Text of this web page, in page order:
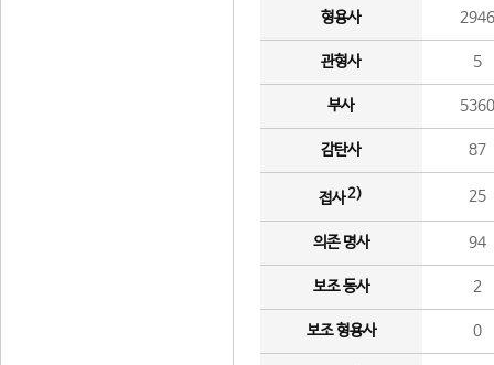
형용사 2946
관형사 5
부사 5360
감탄사 87
접사2) 25
의존 명사 94
보조 동사 2
보조 형용사 0